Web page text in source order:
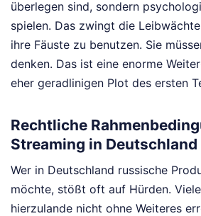
überlegen sind, sondern
spielen. Das zwingt die
ihre Fäuste zu benutzen. Sie
denken. Das ist eine enorme
eher geradlinigen Plot des ersten
Rechtliche
Streaming in Deutschland
Wer in Deutschland russische
möchte, stößt oft auf Hürden.
hierzulande nicht ohne Weiteres